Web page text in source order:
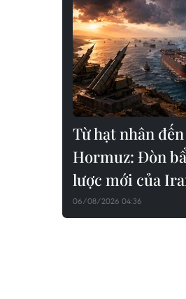
Từ hạt nhân
Hormuz: Đòn
lược mới của
06/08/2026 04:36